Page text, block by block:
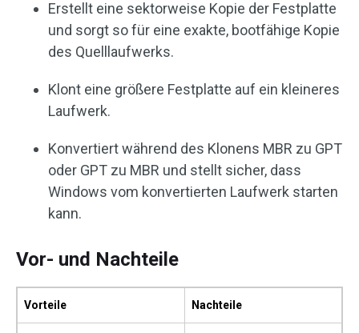
Erstellt eine sektorweise Kopie der Festplatte
und sorgt so für eine exakte, bootfähige Kopie
des Quelllaufwerks.
Klont eine größere Festplatte auf ein kleineres
Laufwerk.
Konvertiert während des Klonens MBR zu GPT
oder GPT zu MBR und stellt sicher, dass
Windows vom konvertierten Laufwerk starten
kann.
Vor- und Nachteile
Vorteile Nachteile